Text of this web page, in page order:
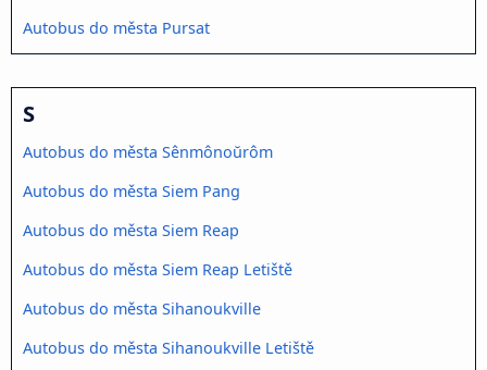
Autobus do města Pursat
S
Autobus do města Sênmônoŭrôm
Autobus do města Siem Pang
Autobus do města Siem Reap
Autobus do města Siem Reap Letiště
Autobus do města Sihanoukville
Autobus do města Sihanoukville Letiště